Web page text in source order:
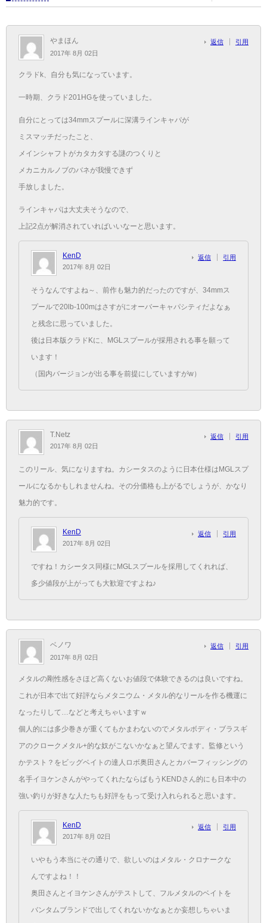
やまほん
2017年 8月 02日
返信 引用
クラドk、自分も気になっています。
一時期、クラド201HGを使っていました。
自分にとっては34mmスプールに深溝ラインキャパが
ミスマッチだったこと、
メインシャフトがカタカタする謎のつくりと
メカニカルノブのバネが我慢できず
手放しました。
ラインキャパは大丈夫そうなので、
上記2点が解消されていればいいなーと思います。
KenD
2017年 8月 02日
返信 引用
そうなんですよね～、前作も魅力的だったのですが、34mmス
プールで20lb-100mはさすがにオーバーキャパシティだよなぁ
と残念に思っていました。
後は日本版クラドKに、MGLスプールが採用される事を願って
います！
（国内バージョンが出る事を前提にしていますがw）
T.Netz
2017年 8月 02日
返信 引用
このリール、気になりますね。カシータスのように日本仕様はMGLスプ
ールになるかもしれませんね。その分価格も上がるでしょうが、かなり
魅力的です。
KenD
2017年 8月 02日
返信 引用
ですね！カシータス同様にMGLスプールを採用してくれれば、
多少値段が上がっても大歓迎ですよね♪
ベノワ
2017年 8月 02日
返信 引用
メタルの剛性感をさほど高くないお値段で体験できるのは良いですね。
これが日本で出て好評ならメタニウム・メタル的なリールを作る機運に
なったりして…などと考えちゃいますｗ
個人的には多少巻きが重くてもかまわないのでメタルボディ・ブラスギ
アのクロークメタル+的な奴がこないかなぁと望んでます。監修という
かテスト？をビッグベイトの達人ロボ奥田さんとカバーフィッシングの
名手イヨケンさんがやってくれたならばもうKENDさん的にも日本中の
強い釣りが好きな人たちも好評をもって受け入れられると思います。
KenD
2017年 8月 02日
返信 引用
いやもう本当にその通りで、欲しいのはメタル・クロナークな
んですよね！！
奥田さんとイヨケンさんがテストして、フルメタルのベイトを
バンタムブランドで出してくれないかなぁとか妄想しちゃいま